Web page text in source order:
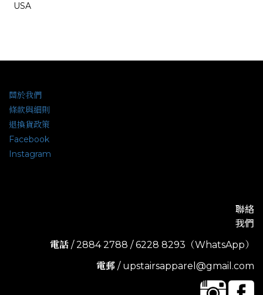
USA
關於我們
條款與細則
退換貨政策
Facebook
Instagram
聯絡
我們
電話 / 2884 2788 / 6228 8293（WhatsApp）
電郵 / upstairsapparel@gmail.com